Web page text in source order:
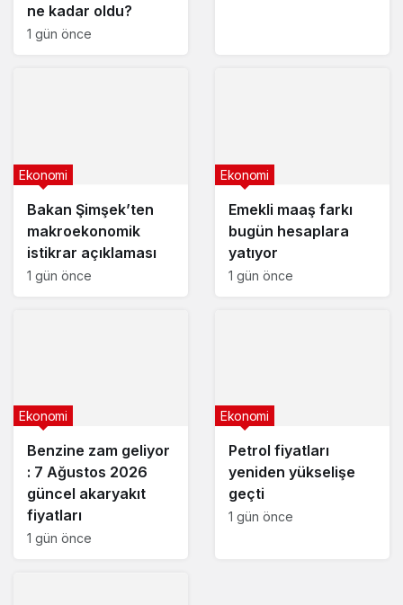
ne kadar oldu?
1 gün önce
Bakan Şimşek’ten
makroekonomik
istikrar açıklaması
Ekonomi
1 gün önce
Emekli maaş farkı
bugün hesaplara
yatıyor
Ekonomi
1 gün önce
Benzine zam geliyor
: 7 Ağustos 2026
güncel akaryakıt
fiyatları
Ekonomi
1 gün önce
Petrol fiyatları
yeniden yükselişe
geçti
Ekonomi
1 gün önce